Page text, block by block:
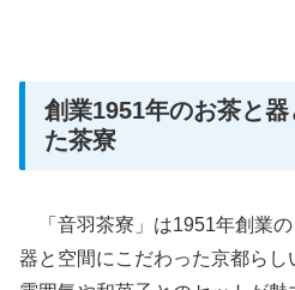
創業1951年のお茶と
た茶寮
「音羽茶寮」は1951年創業の
器と空間にこだわった京都ら